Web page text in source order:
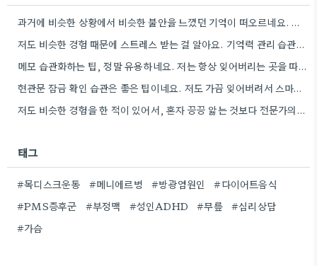
과거에 비슷한 상황에서 비슷한 불안을 느꼈던 기억이 떠오르네요. 그 당시 경험을 제대로 정리하지 못해서인지, 지금도…
저도 비슷한 경험 때문에 스트레스 받는 걸 알아요. 기억력 관리 습관을 만들려고 노력하는 것도 좋지만,…
메모 습관화하는 팁, 정말 유용하네요. 저는 항상 잊어버리는 곳을 따로 챙겨두는 습관을 들이려고 노력하고 있어요.
현관문 잠금 확인 습관은 좋은 팁이네요. 저도 가끔 잊어버려서 스마트폰으로 찍어두는 걸 고려해봐야겠어요.
저도 비슷한 경험을 한 적이 있어서, 혼자 끙끙 앓는 것보다 전문가의 도움을 받는 게 정말…
태그
#목디스크운동 #메니에르병 #방광염원인
#다이어트음식
#PMS증후군
#부정맥 #성인ADHD #무릎
#심리상담
#가슴